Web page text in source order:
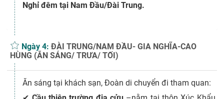
Nghỉ đêm tại Nam Đầu/Đài Trung.
Ngày 4:ĐÀI TRUNG/NAM ĐẦU- GIA NGHĨA-CAO
HÙNG (ĂN SÁNG/ TRƯA/ TỐI)
Ăn sáng tại khách sạn, Đoàn di chuyển đi tham quan: